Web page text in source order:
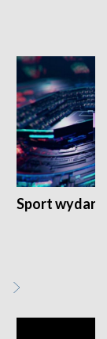
Sport